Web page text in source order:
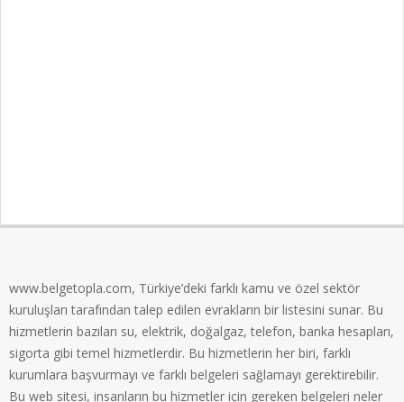
www.belgetopla.com, Türkiye’deki farklı kamu ve özel sektör
kuruluşları tarafından talep edilen evrakların bir listesini sunar. Bu
hizmetlerin bazıları su, elektrik, doğalgaz, telefon, banka hesapları,
sigorta gibi temel hizmetlerdir. Bu hizmetlerin her biri, farklı
kurumlara başvurmayı ve farklı belgeleri sağlamayı gerektirebilir.
Bu web sitesi, insanların bu hizmetler için gereken belgeleri neler